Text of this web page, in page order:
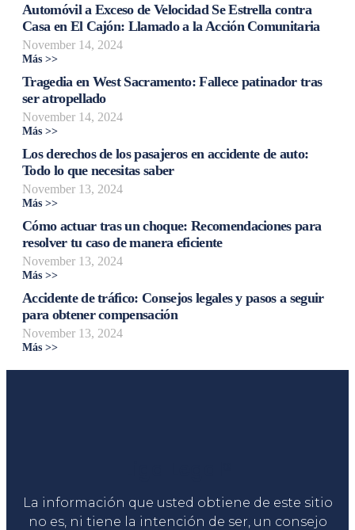
Automóvil a Exceso de Velocidad Se Estrella contra
Casa en El Cajón: Llamado a la Acción Comunitaria
November 14, 2024
Más >>
Tragedia en West Sacramento: Fallece patinador tras
ser atropellado
November 14, 2024
Más >>
Los derechos de los pasajeros en accidente de auto:
Todo lo que necesitas saber
November 13, 2024
Más >>
Cómo actuar tras un choque: Recomendaciones para
resolver tu caso de manera eficiente
November 13, 2024
Más >>
Accidente de tráfico: Consejos legales y pasos a seguir
para obtener compensación
November 13, 2024
Más >>
La información que usted obtiene de este sitio
no es, ni tiene la intención de ser, un consejo